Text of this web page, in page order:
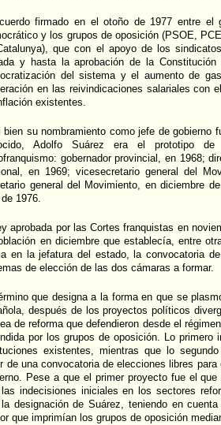
firmado en el otoño de 1977 entre el
y los grupos de oposición (PSOE,
que con el apoyo de los
y hasta la aprobación de la
del sistema y el aumento de
en las reivindicaciones salariales con
existentes.
bien su nombramiento como jefe de gobierno
Adolfo Suárez era el prototipo
gobernador provincial, en 1968;
en 1969; vicesecretario general del
general del Movimiento, en diciembre
1976.
aprobada por las Cortes franquistas en
en diciembre que establecía, entre
en la jefatura del estado, la convocatoria
de elección de las dos cámaras a formar.
que designa a la forma en que se
después de los proyectos políticos
de reforma que defendieron desde el
por los grupos de oposición. Lo primero
existentes, mientras que lo
de una convocatoria de elecciones libres
Pese a que el primer proyecto fue el
indecisiones iniciales en los sectores
designación de Suárez, teniendo en
que imprimían los grupos de oposición